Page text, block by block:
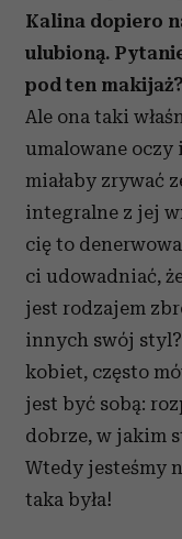
Kalina dopiero
ulubioną.
pod ten makijaż?
Ale ona taki
umalowane oczy
miałaby zrywać
integralne z jej
cię to
ci udowadniać,
jest rodzajem
innych swój
kobiet, często
jest być sobą:
dobrze, w jakim
Wtedy jesteśmy
taka była!